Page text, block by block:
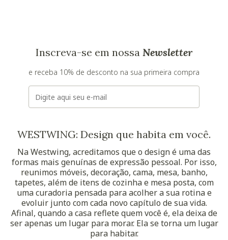
Inscreva-se em nossa Newsletter
e receba 10% de desconto na sua primeira compra
E-mail
WESTWING: Design que habita em você.
Na Westwing, acreditamos que o design é uma das
formas mais genuínas de expressão pessoal. Por isso,
reunimos móveis, decoração, cama, mesa, banho,
tapetes, além de itens de cozinha e mesa posta, com
uma curadoria pensada para acolher a sua rotina e
evoluir junto com cada novo capítulo de sua vida.
Afinal, quando a casa reflete quem você é, ela deixa de
ser apenas um lugar para morar. Ela se torna um lugar
para habitar.